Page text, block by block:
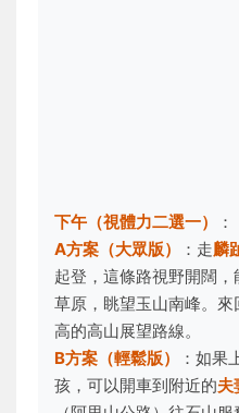
下午（視體力二選一）
：
A方案（大眾版）
：走麟
起登，這條路視野開闊
草原，眺望玉山南峰。
高的高山展望路線。
B方案（輕鬆版）
：如果
孩，可以開車到附近的夫